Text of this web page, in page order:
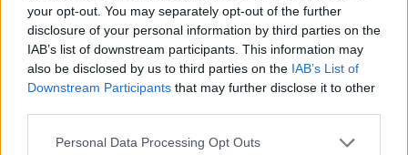
your opt-out. You may separately opt-out of the further
disclosure of your personal information by third parties on the
IAB’s list of downstream participants. This information may
also be disclosed by us to third parties on the IAB’s List of
Downstream Participants that may further disclose it to other
Personal Data Processing Opt Outs
informata corect. Platim mult din cauza
dezinformarii practicate ani de-a randul de presa
mercenara.